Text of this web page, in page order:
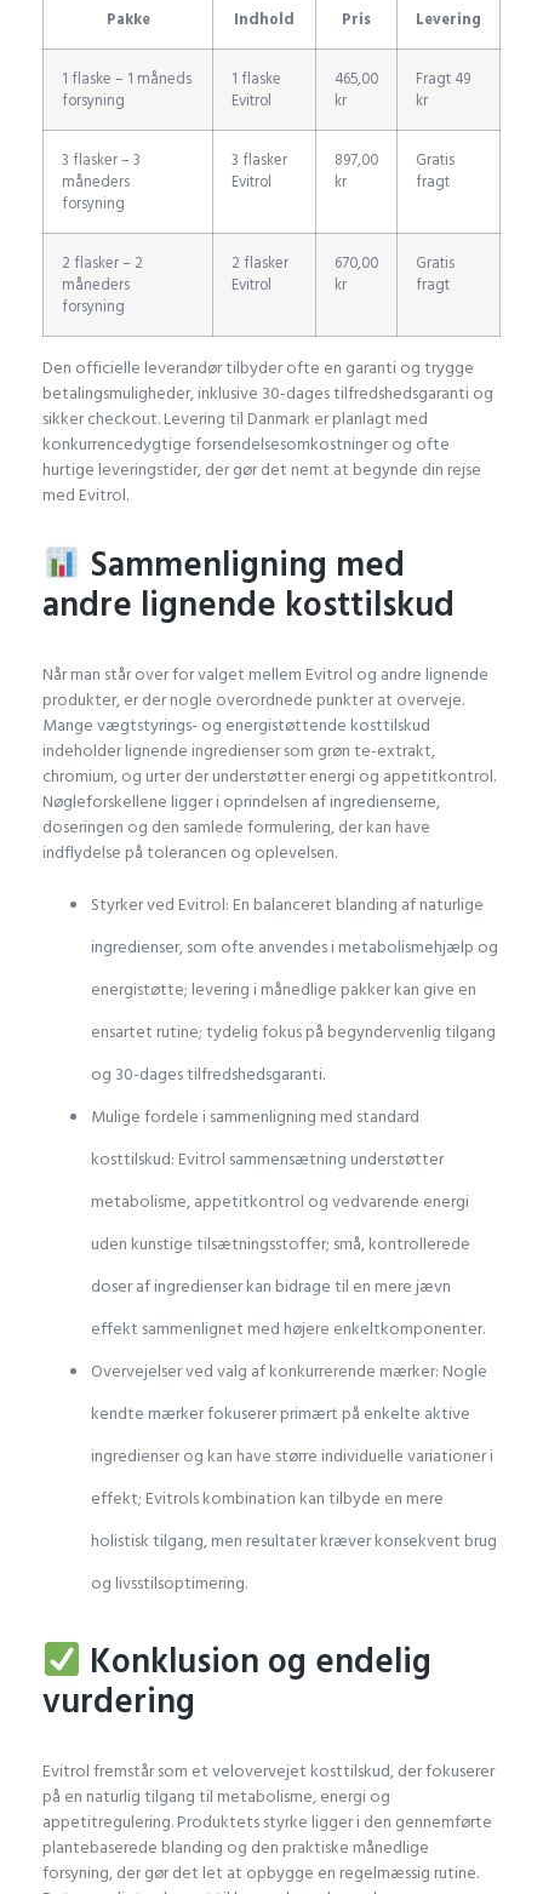
Pakke Indhold Pris Levering
1 flaske – 1 måneds
forsyning
1 flaske
Evitrol
465,00
kr
Fragt 49
kr
3 flasker – 3
måneders
forsyning
3 flasker
Evitrol
897,00
kr
Gratis
fragt
2 flasker – 2
måneders
forsyning
2 flasker
Evitrol
670,00
kr
Gratis
fragt
Den officielle leverandør tilbyder ofte en garanti og trygge
betalingsmuligheder, inklusive 30-dages tilfredshedsgaranti og
sikker checkout. Levering til Danmark er planlagt med
konkurrencedygtige forsendelsesomkostninger og ofte
hurtige leveringstider, der gør det nemt at begynde din rejse
med Evitrol.
Sammenligning med
andre lignende kosttilskud
Når man står over for valget mellem Evitrol og andre lignende
produkter, er der nogle overordnede punkter at overveje.
Mange vægtstyrings- og energistøttende kosttilskud
indeholder lignende ingredienser som grøn te-extrakt,
chromium, og urter der understøtter energi og appetitkontrol.
Nøgleforskellene ligger i oprindelsen af ingredienserne,
doseringen og den samlede formulering, der kan have
indflydelse på tolerancen og oplevelsen.
Styrker ved Evitrol: En balanceret blanding af naturlige
ingredienser, som ofte anvendes i metabolismehjælp og
energistøtte; levering i månedlige pakker kan give en
ensartet rutine; tydelig fokus på begyndervenlig tilgang
og 30-dages tilfredshedsgaranti.
Mulige fordele i sammenligning med standard
kosttilskud: Evitrol sammensætning understøtter
metabolisme, appetitkontrol og vedvarende energi
uden kunstige tilsætningsstoffer; små, kontrollerede
doser af ingredienser kan bidrage til en mere jævn
effekt sammenlignet med højere enkeltkomponenter.
Overvejelser ved valg af konkurrerende mærker: Nogle
kendte mærker fokuserer primært på enkelte aktive
ingredienser og kan have større individuelle variationer i
effekt; Evitrols kombination kan tilbyde en mere
holistisk tilgang, men resultater kræver konsekvent brug
og livsstilsoptimering.
Konklusion og endelig
vurdering
Evitrol fremstår som et velovervejet kosttilskud, der fokuserer
på en naturlig tilgang til metabolisme, energi og
appetitregulering. Produktets styrke ligger i den gennemførte
plantebaserede blanding og den praktiske månedlige
forsyning, der gør det let at opbygge en regelmæssig rutine.